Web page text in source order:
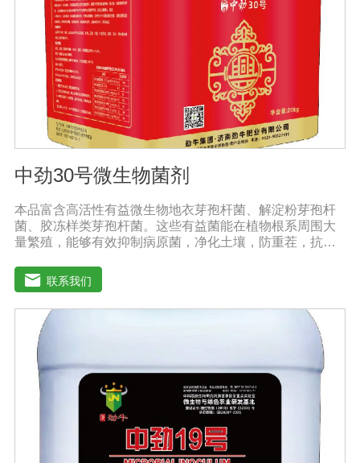
效益，达不到高产优质高效的目的。3．尽量单用或与非碱
性的农药混用。比如在蔬菜出现缺素症或根系生长不良
时，不少农民多采用喷施水溶肥的方法加以缓解。在此提
醒农民朋友，水溶肥要尽量单独施用或与非碱性的农药混
用，以免金属离子起反应产生沉淀，造成叶片肥害或药
中劲30号微生物菌剂
本品富含高活性有益微生物地衣芽孢杆菌、解淀粉芽孢杆
菌、胶冻样类芽孢杆菌。这些有益菌能在植物根系周围大
量繁殖，能够有效抑制病原菌，净化土壤，防重茬，抗病
生物菌群，防止作物生理性病害的发生，促生根、吸收
快，促使作物快速生新根，提高叶绿素含量，增加叶片干
物质积累及果蔬中糖分和VC含量，提高产量、改善品质。
◆螯合养分、高效吸收：采用高纯度螯合态可溶性原料，
海藻中特有的海藻多糖、藻肮酸、高度饱和脂肪酸，可刺
激植物体内非特异活性因子的产生和调节内源素的平衡，
改善土壤酸化、板结。◆调控生长、转色膨果：激活植物
细胞活性，打破休眠障碍，促进花芽分化，增加雌花数
量，调控果柄离层细胞结构，提高授粉质量，提高坐果
率，促进果实膨大，上色快而均匀，果形端正。适宜作
物：本品登记作物:番茄。实践证明本产品在蔬菜、果树、
瓜果、大田、中草药材、花卉、苗木、茶树等多种作物上
联系我们